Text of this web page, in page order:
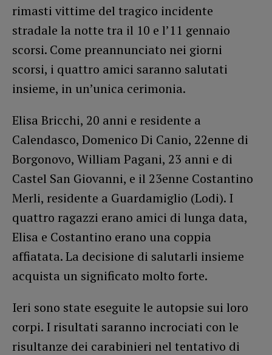
rimasti vittime del tragico incidente
stradale la notte tra il 10 e l’11 gennaio
scorsi. Come preannunciato nei giorni
scorsi, i quattro amici saranno salutati
insieme, in un’unica cerimonia.
Elisa Bricchi, 20 anni e residente a
Calendasco, Domenico Di Canio, 22enne di
Borgonovo, William Pagani, 23 anni e di
Castel San Giovanni, e il 23enne Costantino
Merli, residente a Guardamiglio (Lodi). I
quattro ragazzi erano amici di lunga data,
Elisa e Costantino erano una coppia
affiatata. La decisione di salutarli insieme
acquista un significato molto forte.
Ieri sono state eseguite le autopsie sui loro
corpi. I risultati saranno incrociati con le
risultanze dei carabinieri nel tentativo di